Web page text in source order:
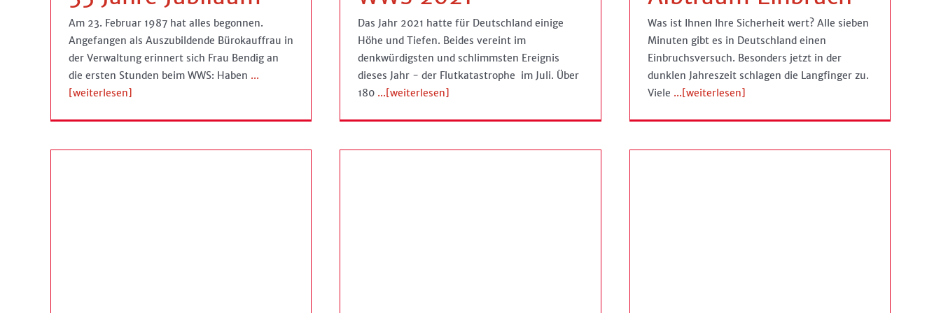
Am 23. Februar 1987 hat alles begonnen.
Angefangen als Auszubildende Bürokauffrau in
der Verwaltung erinnert sich Frau Bendig an
die ersten Stunden beim WWS: Haben ...
[weiterlesen]
Das Jahr 2021 hatte für Deutschland einige
Höhe und Tiefen. Beides vereint im
denkwürdigsten und schlimmsten Ereignis
dieses Jahr - der Flutkatastrophe im Juli. Über
180 ...[weiterlesen]
Was ist Ihnen Ihre Sicherheit wert? Alle sieben
Minuten gibt es in Deutschland einen
Einbruchsversuch. Besonders jetzt in der
dunklen Jahreszeit schlagen die Langfinger zu.
Viele ...[weiterlesen]